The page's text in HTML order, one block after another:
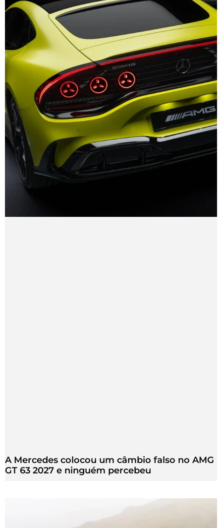
A Mercedes colocou um câmbio falso no AMG
GT 63 2027 e ninguém percebeu